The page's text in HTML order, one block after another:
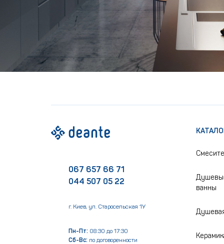
ванны
067 657 66 71
044 507 05 22
г. Киев, ул. Старосельская 1У
Пн-Пт: 08:30 до 17:30
Сб-Вс: по договоренности